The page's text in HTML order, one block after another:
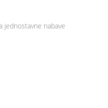
jednostavne nabave